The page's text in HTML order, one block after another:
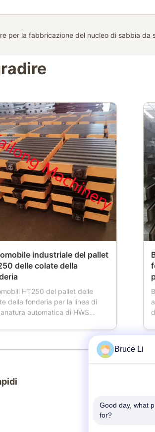
per la fabbricazione del nucleo di sabbia da
industriale del pallet
delle colate della
HT250 del pallet delle
della fonderia per la linea di
automatica di HWS
l'automobile del pallet ha
ruote, che sta conducendo il
Linea di
Bruce Li
Good day, what
for?